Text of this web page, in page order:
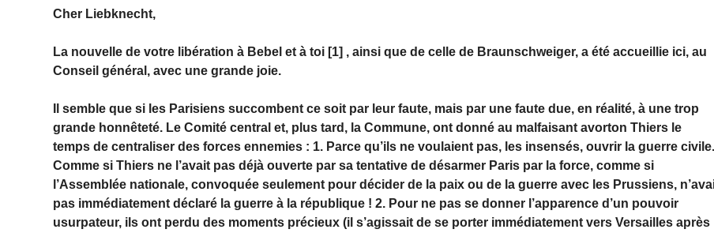
Cher Liebknecht,
La nouvelle de votre libération à Bebel et à toi [1] , ainsi que de celle de Braunschweiger, a été accueillie ici, au
Conseil général, avec une grande joie.
Il semble que si les Parisiens succombent ce soit par leur faute, mais par une faute due, en réalité, à une trop
grande honnêteté. Le Comité central et, plus tard, la Commune, ont donné au malfaisant avorton Thiers le
temps de centraliser des forces ennemies : 1. Parce qu’ils ne voulaient pas, les insensés, ouvrir la guerre civile.
Comme si Thiers ne l’avait pas déjà ouverte par sa tentative de désarmer Paris par la force, comme si
l’Assemblée nationale, convoquée seulement pour décider de la paix ou de la guerre avec les Prussiens,
pas immédiatement déclaré la guerre à la république ! 2. Pour ne pas se donner l’apparence d’un pouvoir
usurpateur, ils ont perdu des moments précieux (il s’agissait de se porter immédiatement vers Versailles après